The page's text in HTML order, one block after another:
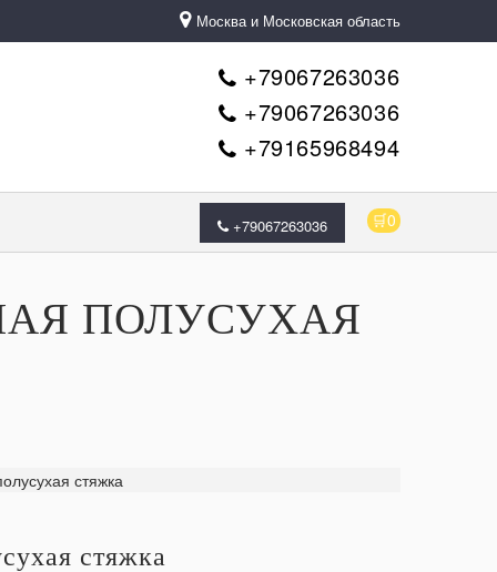
Москва и Московская область
+79067263036
+79067263036
+79165968494
+79067263036 🛒0
ПОЛУСУХАЯ
стяжка
стяжка